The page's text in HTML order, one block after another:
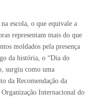
escola, o que equivale a
representam mais do que
moldados pela presença
da história, o “Dia do
surgiu como uma
da Recomendação da
Organização Internacional do